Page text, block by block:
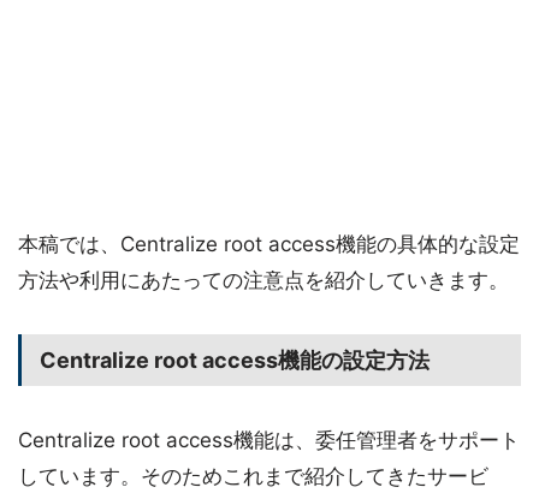
本稿では、Centralize root access機能の具体的な設定
方法や利用にあたっての注意点を紹介していきます。
Centralize root access機能の設定方法
Centralize root access機能は、委任管理者をサポート
しています。そのためこれまで紹介してきたサービ